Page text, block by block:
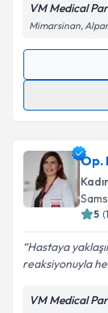
VM Medical
Mimarsinan,
için bir
E-posta
Metni
Op.
5 (
Hastaya
reaksiyonuyla
VM Medical